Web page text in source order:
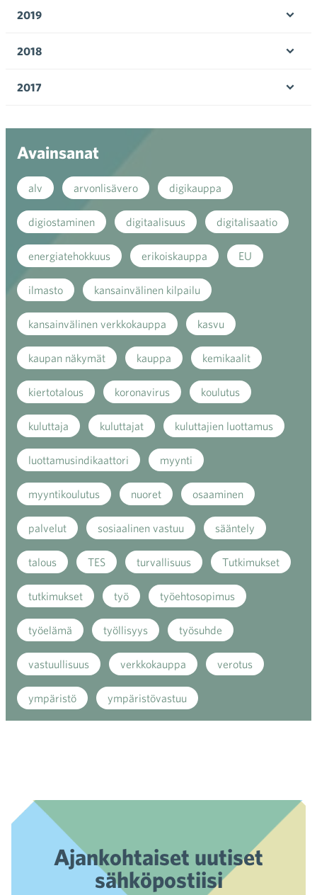
2019
2018
2017
Avainsanat
alv arvonlisävero digikauppa
digiostaminen digitaalisuus digitalisaatio
energiatehokkuus erikoiskauppa EU
ilmasto kansainvälinen kilpailu
kansainvälinen verkkokauppa kasvu
kaupan näkymät kauppa kemikaalit
kiertotalous koronavirus koulutus
kuluttaja kuluttajat kuluttajien luottamus
luottamusindikaattori myynti
myyntikoulutus nuoret osaaminen
palvelut sosiaalinen vastuu sääntely
talous TES turvallisuus Tutkimukset
tutkimukset työ työehtosopimus
työelämä työllisyys työsuhde
vastuullisuus verkkokauppa verotus
ympäristö ympäristövastuu
Ajankohtaiset uutiset
sähköpostiisi